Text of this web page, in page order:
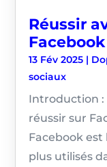
Réussir
Facebook
13 Fév 2025 |
sociaux
Introduction :
réussir sur
Facebook est
plus utilisés